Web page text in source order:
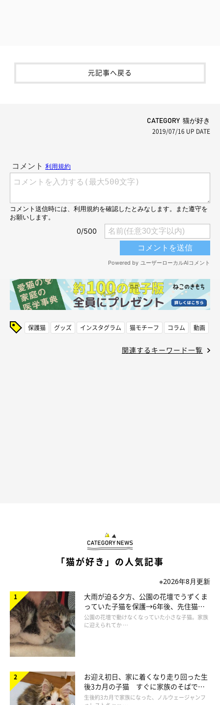
元記事へ戻る
CATEGORY 猫が好き
2019/07/16 UP DATE
保護猫 グッズ インスタグラム 猫モチーフ コラム 動画
関連するキーワード一覧
「猫が好き」の人気記事
※2026年8月更新
大雨が迫る夕方、公園の花壇でうずくま
っていた子猫を保護→6年後、先住猫
と“姉妹”のような関係に
公園の花壇で動けなくなっていた小さな子猫。家族
に迎えられてか …
お迎え初日、家に着くなり走り回った生
後3カ月の子猫 すぐに家族のそばで落
ち着く姿に「迎えてよかった」
生後約3カ月で家族になった、ノルウェージャンフ